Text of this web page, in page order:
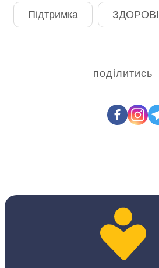
Підтримка ЗДОРОВІ
поділитись